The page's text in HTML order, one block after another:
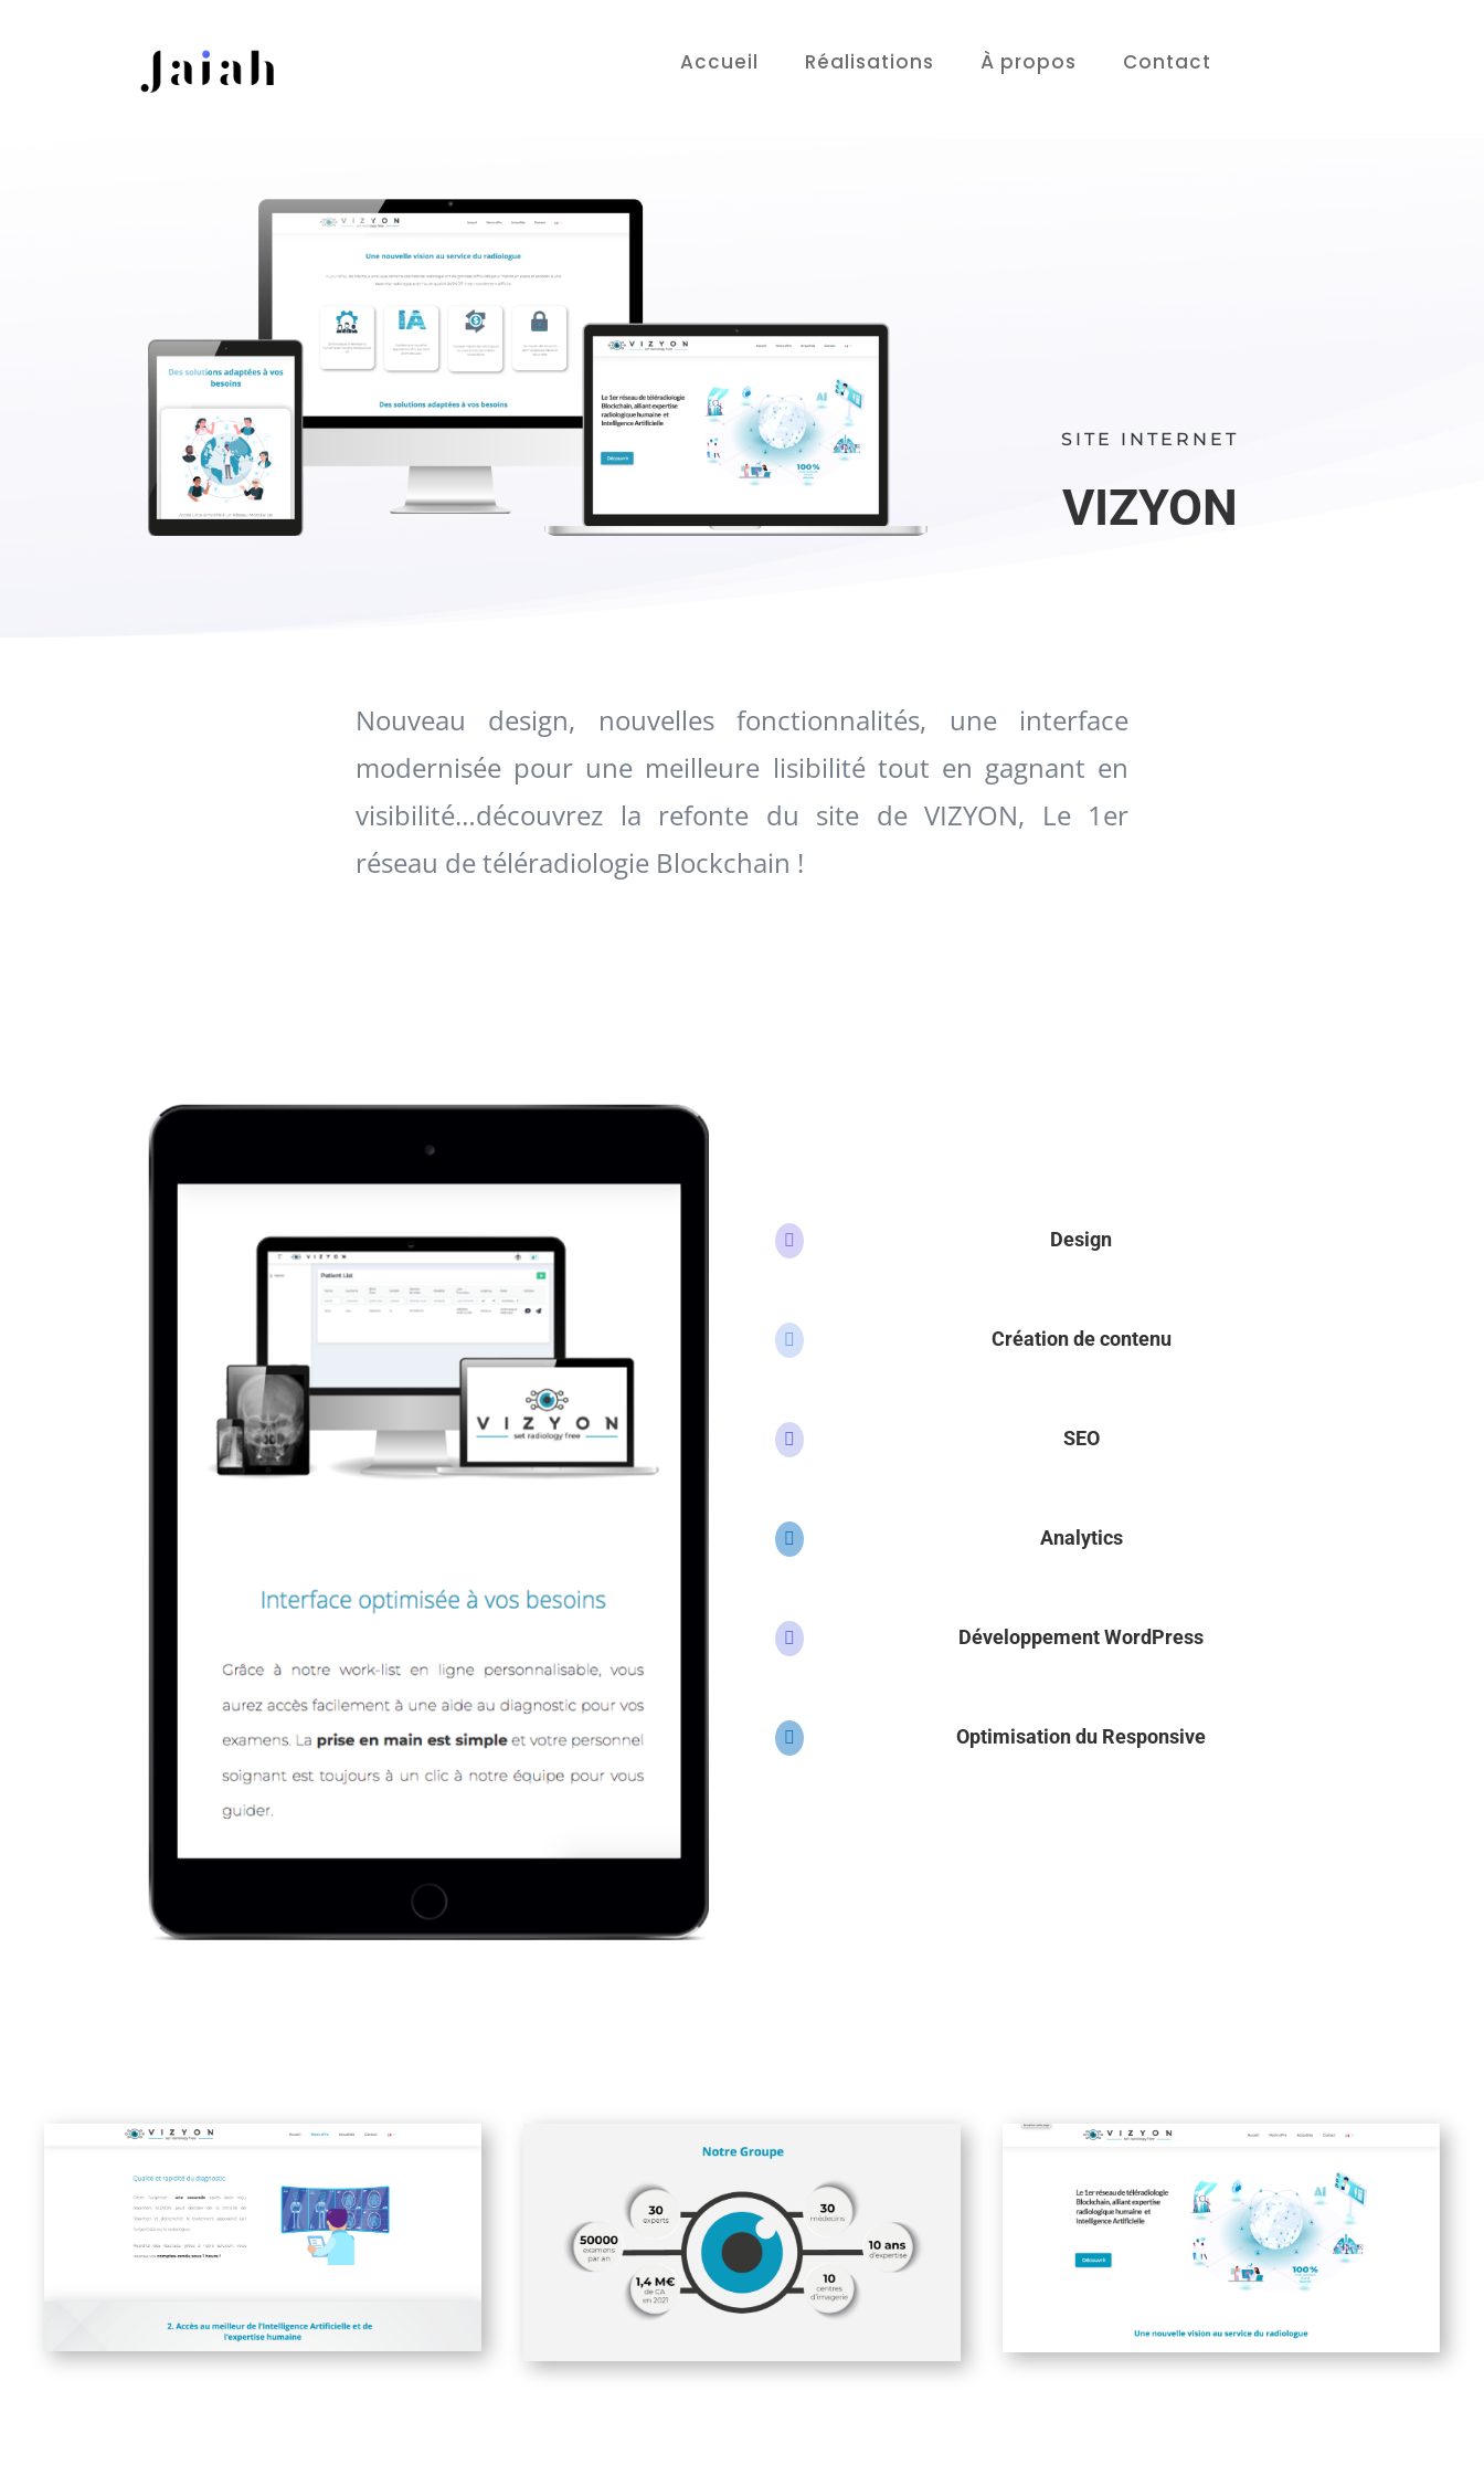
Accueil Réalisations À propos Contact
SITE INTERNET
VIZYON
Nouveau design, nouvelles fonctionnalités, une interface
modernisée pour une meilleure lisibilité tout en gagnant en
visibilité…découvrez la refonte du site de VIZYON, Le 1er
réseau de téléradiologie Blockchain !
 Design
 Création de contenu
 SEO
 Analytics
 Développement WordPress
 Optimisation du Responsive